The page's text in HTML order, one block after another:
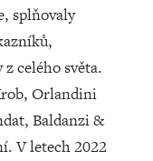
splňovaly
celého světa.
Orlandini
Baldanzi &
V letech 2022